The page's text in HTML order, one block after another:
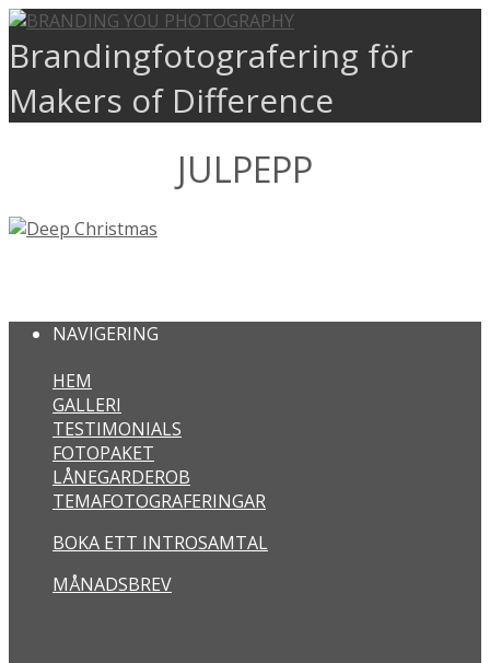
Brandingfotografering för
Makers of Difference
JULPEPP
NAVIGERING
HEM
GALLERI
TESTIMONIALS
FOTOPAKET
LÅNEGARDEROB
TEMAFOTOGRAFERINGAR
BOKA ETT INTROSAMTAL
MÅNADSBREV